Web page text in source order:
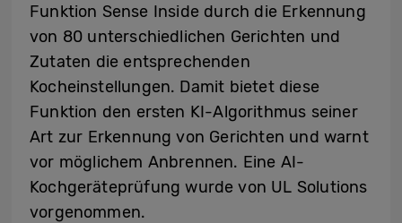
Funktion Sense Inside durch die Erkennung
von 80 unterschiedlichen Gerichten und
Zutaten die entsprechenden
Kocheinstellungen. Damit bietet diese
Funktion den ersten KI-Algorithmus seiner
Art zur Erkennung von Gerichten und warnt
vor möglichem Anbrennen. Eine AI-
Kochgeräteprüfung wurde von UL Solutions
vorgenommen.